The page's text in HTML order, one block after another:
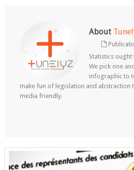
About
Statistics
We pick one
infographic to
make fun of legislation and abstraction
media friendly.